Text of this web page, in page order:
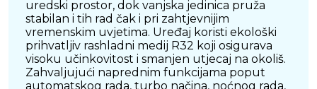
uredski prostor, dok vanjska jedinica pruža
stabilan i tih rad čak i pri zahtjevnijim
vremenskim uvjetima. Uređaj koristi ekološki
prihvatljiv rashladni medij R32 koji osigurava
visoku učinkovitost i smanjen utjecaj na okoliš.
Zahvaljujući naprednim funkcijama poput
automatskog rada, turbo načina, noćnog rada,